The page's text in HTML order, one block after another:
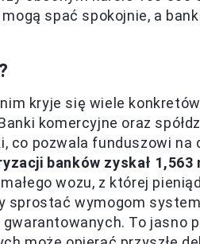
spać spokojnie, a
kryje się wiele
komercyjne oraz
co pozwala funduszowi
banków zyskał 1,563
wozu, z której
sprostać wymogom
To jasno